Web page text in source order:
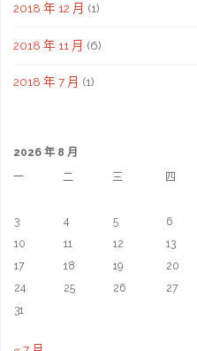
2018 年 12 月 (1)
2018 年 11 月 (6)
2018 年 7 月 (1)
2026 年 8 月
一
二 三 四
3
4 5 6
10
11 12 13
17
18 19 20
24
25 26 27
31